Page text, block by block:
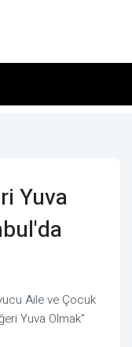
Yuva
Aile ve Çocuk
Yuva Olmak"